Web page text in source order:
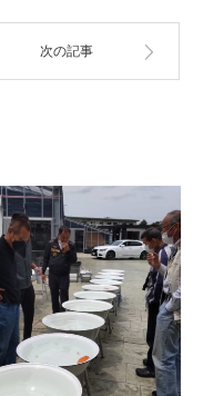
次の記事